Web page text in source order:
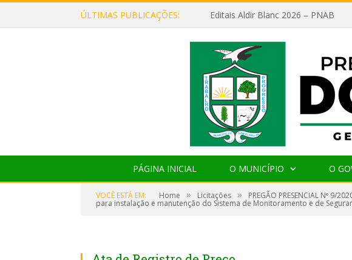
ÚLTIMAS PUBLICAÇÕES: Editais Aldir Blanc 2026 – PNAB
PÁGINA INICIAL O MUNICÍPIO O
VOCÊ ESTÁ EM: Home » Licitações » PREGÃO PRESENCIAL Nº
para instalação e manutenção do Sistema de Monitoramento e de